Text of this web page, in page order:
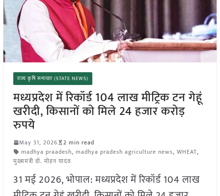
राज्य कृषि समाचार (STATE NEWS)
मध्यप्रदेश में रिकॉर्ड 104 लाख मीट्रिक टन गेहूं
खरीदी, किसानों को मिले 24 हजार करोड़
रुपये
May 31, 2026
2 min read
madhya praadesh, madhya pradesh agriculture news, WHEAT,
मुख्यमंत्री डॉ. मोहन यादव
31 मई 2026, भोपाल: मध्यप्रदेश में रिकॉर्ड 104 लाख